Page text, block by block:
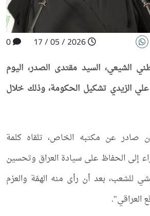
الشيعي، السيد مقتدى الصدر، اليوم
علي الزيدي تشكيل الحكومة، وذلك خلال
صادر عن مكتبه الخاص، تلقاه كلمة
إلى الحفاظ على سيادة العراق وتحسين
للشعب، بعد أن رأى منه الهمّة والعزم
العراقي".